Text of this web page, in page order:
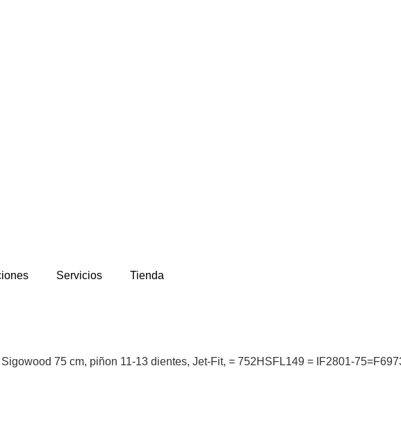
Servicios Tienda
75 cm, piñon 11-13 dientes, Jet-Fit, = 752HSFL149 = IF2801-